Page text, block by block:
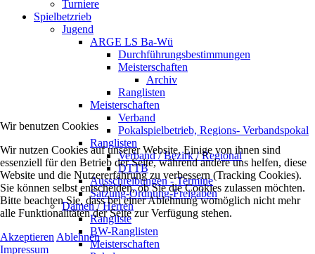
Turniere
Spielbetzrieb
Jugend
ARGE LS Ba-Wü
Durchführungsbestimmungen
Meisterschaften
Archiv
Ranglisten
Meisterschaften
Verband
Pokalspielbetrieb, Regions- Verbandspokal
Ranglisten
Verband / Bezirk / Regional
DTTB
Ausschreibungen - Termine
Satzung-Ordnung-Freigaben
Damen / Herren
Rangliste
BW-Ranglisten
Meisterschaften
Wir benutzen Cookies
Wir nutzen Cookies auf unserer Website. Einige von ihnen sind
essenziell für den Betrieb der Seite, während andere uns helfen, diese
Website und die Nutzererfahrung zu verbessern (Tracking Cookies).
Sie können selbst entscheiden, ob Sie die Cookies zulassen möchten.
Bitte beachten Sie, dass bei einer Ablehnung womöglich nicht mehr
alle Funktionalitäten der Seite zur Verfügung stehen.
Akzeptieren Ablehnen
Impressum